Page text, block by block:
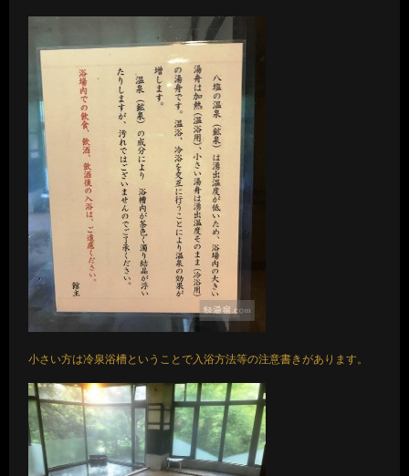
小さい方は冷泉浴槽ということで入浴方法等の注意書きがあります。